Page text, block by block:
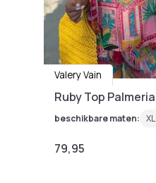
Valery Vain
Ruby Top Palmeria
beschikbare maten: XL
79,95